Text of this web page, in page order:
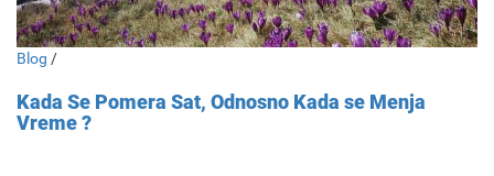
Blog /
Kada Se Pomera Sat, Odnosno Kada se Menja
Vreme ?